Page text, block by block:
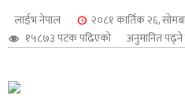
लाईभ नेपाल
२०८१ कार्तिक २६,
१५८७३ पटक पढिएको
अनुमानित